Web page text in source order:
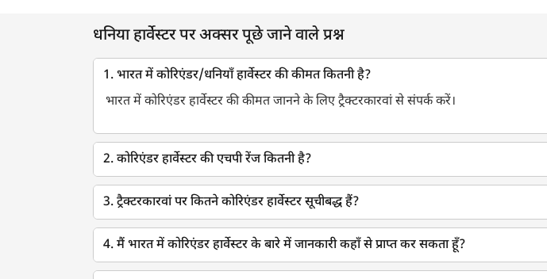
धनिया हार्वेस्टर पर अक्सर पूछे जाने वाले प्रश्न
1. भारत में कोरिएंडर/धनियाँ हार्वेस्टर की कीमत कितनी है?
भारत में कोरिएंडर हार्वेस्टर की कीमत जानने के लिए ट्रैक्टरकारवां से संपर्क करें।
2. कोरिएंडर हार्वेस्टर की एचपी रेंज कितनी है?
3. ट्रैक्टरकारवां पर कितने कोरिएंडर हार्वेस्टर सूचीबद्ध हैं?
4. मैं भारत में कोरिएंडर हार्वेस्टर के बारे में जानकारी कहाँ से प्राप्त कर सकता हूँ?